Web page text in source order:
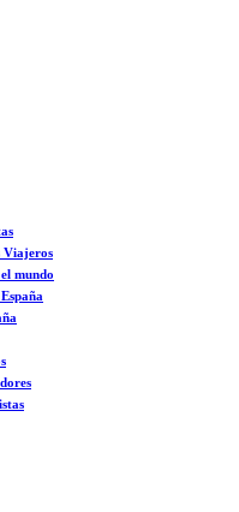
Viajeros
mundo